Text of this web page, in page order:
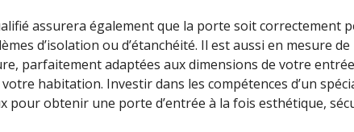
assurera également que la porte soit correctement
d’isolation ou d’étanchéité. Il est aussi en mesure
parfaitement adaptées aux dimensions de votre
habitation. Investir dans les compétences d’un
pour obtenir une porte d’entrée à la fois esthétique,